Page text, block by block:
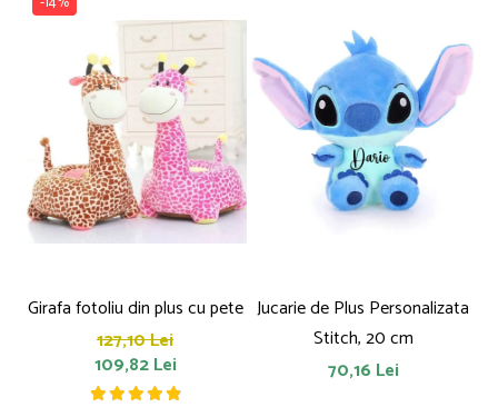
Girafa fotoliu din plus cu pete
127,10 Lei
109,82 Lei
Jucarie de Plus Personalizata
Stitch, 20 cm
70,16 Lei